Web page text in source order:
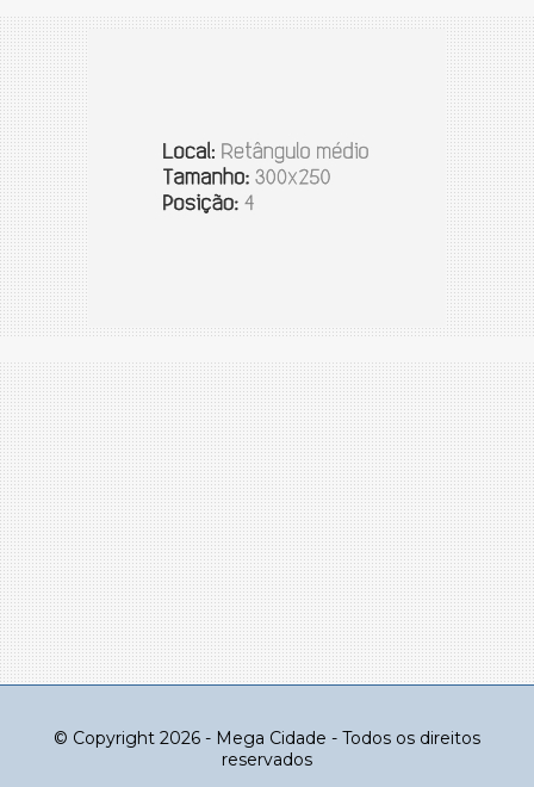
© Copyright 2026 - Mega Cidade - Todos os direitos
reservados